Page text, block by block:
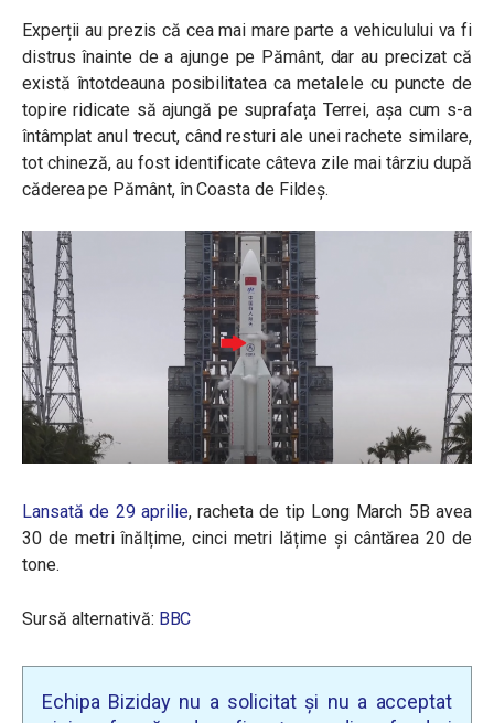
Experții au prezis că cea mai mare parte a vehiculului va fi
distrus înainte de a ajunge pe Pământ, dar au precizat că
există întotdeauna posibilitatea ca metalele cu puncte de
topire ridicate să ajungă pe suprafața Terrei, așa cum s-a
întâmplat anul trecut, când resturi ale unei rachete similare,
tot chineză, au fost identificate câteva zile mai târziu după
căderea pe Pământ, în Coasta de Fildeș.
Lansată de 29 aprilie, racheta de tip Long March 5B avea
30 de metri înălțime, cinci metri lățime și cântărea 20 de
tone.
Sursă alternativă: BBC
Echipa Biziday nu a solicitat și nu a acceptat